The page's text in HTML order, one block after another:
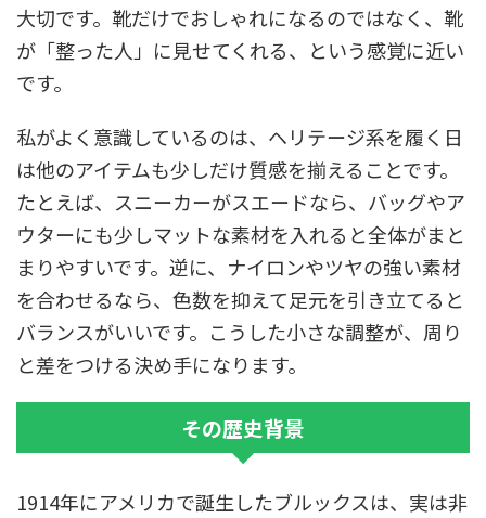
大切です。靴だけでおしゃれになるのではなく、靴
が「整った人」に見せてくれる、という感覚に近い
です。
私がよく意識しているのは、ヘリテージ系を履く日
は他のアイテムも少しだけ質感を揃えることです。
たとえば、スニーカーがスエードなら、バッグやア
ウターにも少しマットな素材を入れると全体がまと
まりやすいです。逆に、ナイロンやツヤの強い素材
を合わせるなら、色数を抑えて足元を引き立てると
バランスがいいです。こうした小さな調整が、周り
と差をつける決め手になります。
その歴史背景
1914年にアメリカで誕生したブルックスは、実は非